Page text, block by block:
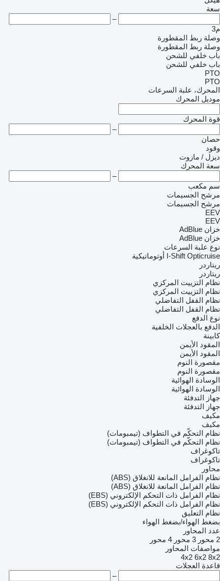
سعة
–
م3
وصلة ربط المقطورة
وصلة ربط المقطورة
باب خلفي للشحن
باب خلفي للشحن
PTO
PTO
المحرك، علبة السرعات
موديل المحرك
قوة المحرك
–
حصان
وقود
ديزل / مازوت
سعة المحرك
–
سم مكعب
مرشح الجسيمات
مرشح الجسيمات
EEV
EEV
خزان AdBlue
خزان AdBlue
نوع علبة السرعات
I-Shift Opticruise
أوتوماتيكية
ريتاردر
ريتاردر
نظام التزييت المركزي
نظام التزييت المركزي
نظام القفل التفاضلي
نظام القفل التفاضلي
نوع الدفع
الدفع بالعجلات الخلفية
كابينة
المقود الأيمن
المقود الأيمن
مقصورة النوم
مقصورة النوم
الوسادة الهوائية
الوسادة الهوائية
جهاز التدفئة
جهاز التدفئة
مكيف
مكيف
نظام التحكّم في التطواف (تيمبومات)
نظام التحكّم في التطواف (تيمبومات)
تاكوغراف
تاكوغراف
محاور
نظام الفرامل المانعة للانغلاق (ABS)
نظام الفرامل المانعة للانغلاق (ABS)
نظام الفرامل ذات التحكم الإلكتروني (EBS)
نظام الفرامل ذات التحكم الإلكتروني (EBS)
نظام التعليق
بضغط الهواء/بضغط الهواء
عدد المحاور
2 محور
3 محور
4 محور
مواصفات المحاور
4x2 6x2 8x2
قاعدة العجلات
–